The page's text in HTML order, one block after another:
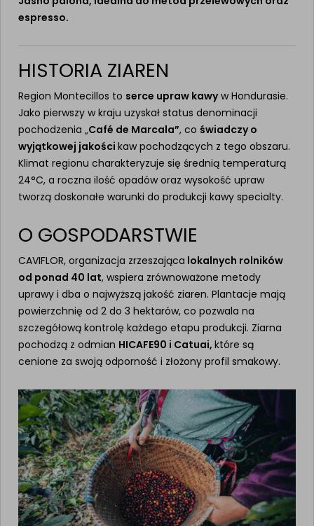
espresso.
HISTORIA ZIAREN
Region Montecillos to serce upraw kawyw Hondurasie.
Jako pierwszy w kraju uzyskał status denominacji
pochodzenia „Café de Marcala”, co świadczy o
wyjątkowej jakości kaw pochodzących z tego obszaru.
Klimat regionu charakteryzuje się średnią temperaturą
24°C, a roczna ilość opadów oraz wysokość upraw
tworzą doskonałe warunki do produkcji kawy specialty.
O GOSPODARSTWIE
CAVIFLOR, organizacja zrzeszająca lokalnych rolników
od ponad 40 lat, wspiera zrównoważone metody
uprawy i dba o najwyższą jakość ziaren. Plantacje mają
powierzchnię od 2 do 3 hektarów, co pozwala na
szczegółową kontrolę każdego etapu produkcji. Ziarna
pochodzą z odmian HICAFE90 i Catuai, które są
cenione za swoją odporność i złożony profil smakowy.